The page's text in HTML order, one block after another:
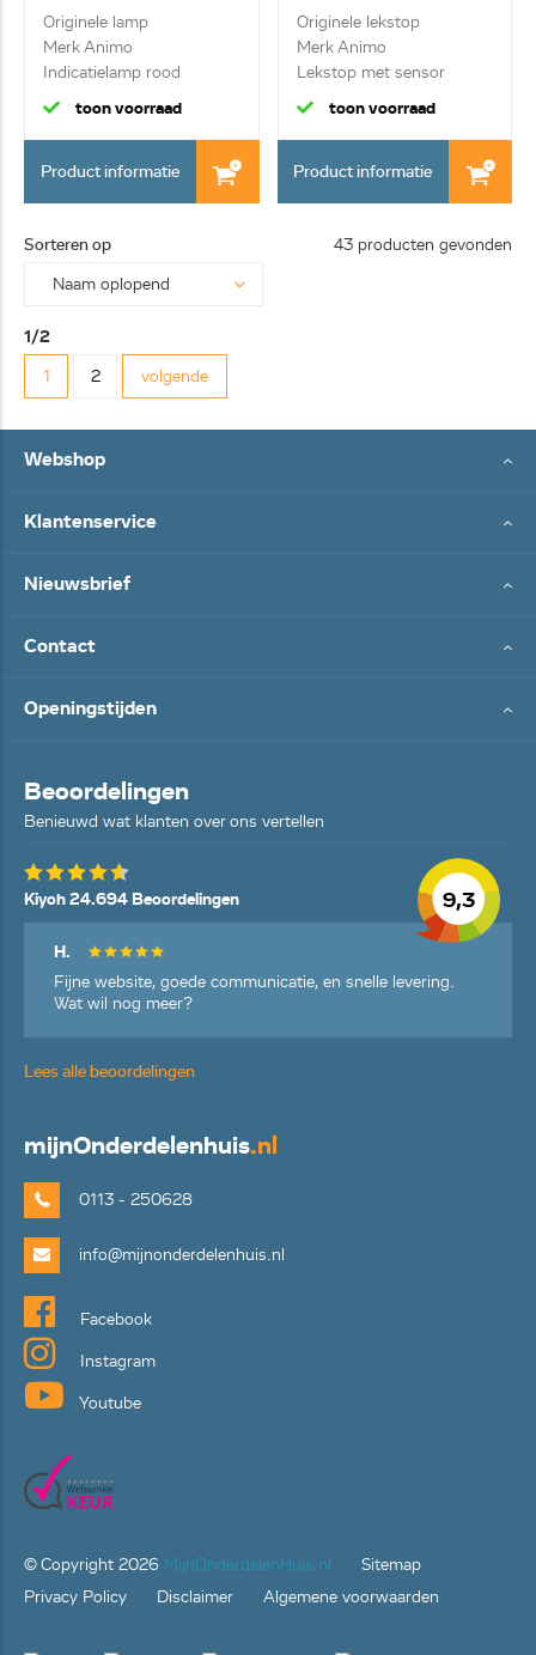
Originele lamp
Merk Animo
Indicatielamp rood
toon voorraad
Product informatie
Originele lekstop
Merk Animo
Lekstop met sensor
toon voorraad
Product informatie
Sorteren op 43 producten gevonden
1/2
1
2 volgende
Webshop
Klantenservice
Nieuwsbrief
Contact
Openingstijden
Beoordelingen
Benieuwd wat klanten over ons vertellen
9,3
Kiyoh 24.694 Beoordelingen
H.
Fijne website, goede communicatie, en snelle levering.
Wat wil nog meer?
Lees alle beoordelingen
mijnOnderdelenhuis.nl
0113 - 250628
info@mijnonderdelenhuis.nl
Facebook
Instagram
Youtube
© Copyright 2026 MijnOnderdelenHuis.nl
Sitemap
Privacy Policy
Disclaimer Algemene voorwaarden